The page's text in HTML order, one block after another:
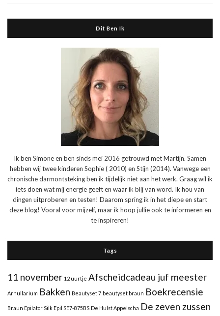
Dit Ben Ik
Ik ben Simone en ben sinds mei 2016 getrouwd met Martijn. Samen
hebben wij twee kinderen Sophie ( 2010) en Stijn (2014). Vanwege een
chronische darmontsteking ben ik tijdelijk niet aan het werk. Graag wil ik
iets doen wat mij energie geeft en waar ik blij van word. Ik hou van
dingen uitproberen en testen! Daarom spring ik in het diepe en start
deze blog! Vooral voor mijzelf, maar ik hoop jullie ook te informeren en
te inspireren!
Tags
11 november 12 uurtje Afscheidcadeau juf meester
Arnullarium Bakken Beautyset 7 beautyset braun Boekrecensie
Braun Epilator Silk Epil SE7-875BS De Hulst Appelscha De zeven zussen